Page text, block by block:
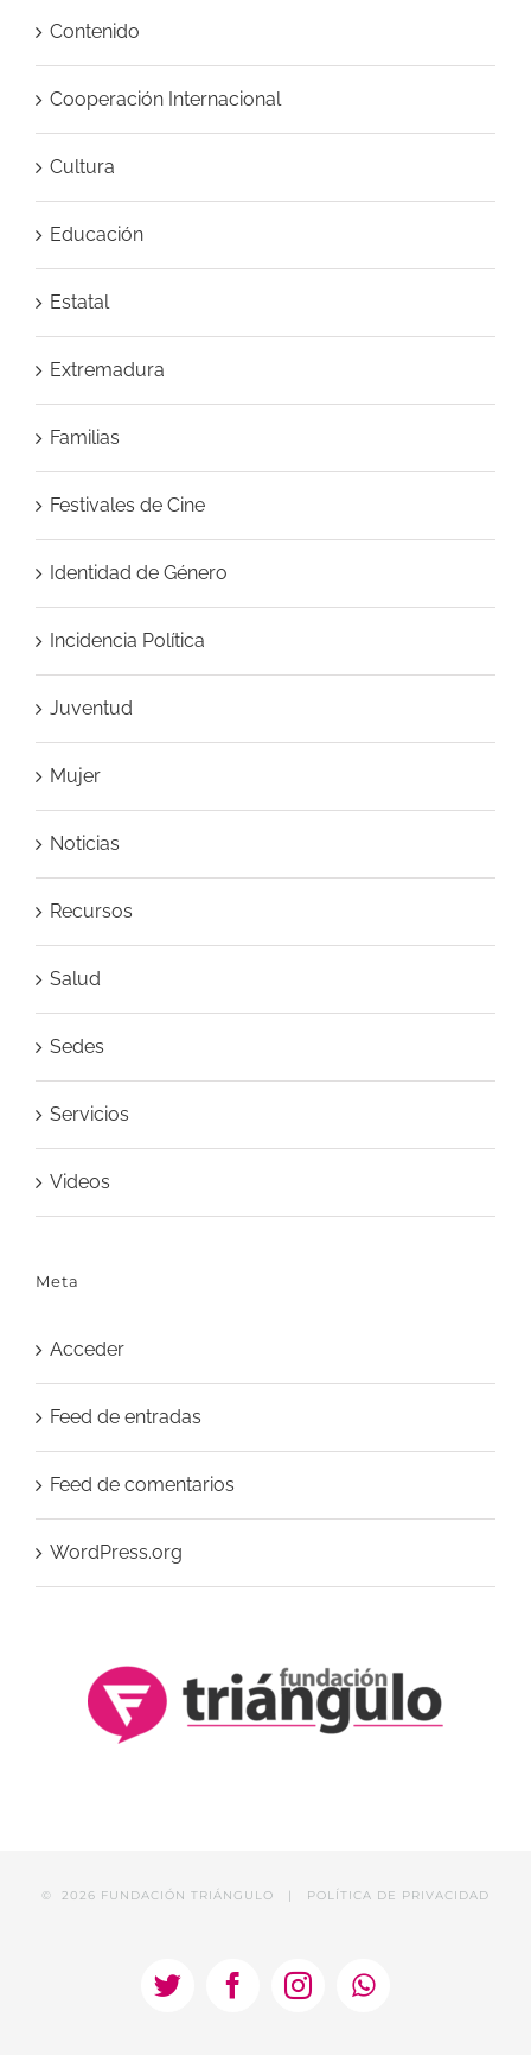
Contenido
Cooperación Internacional
Cultura
Educación
Estatal
Extremadura
Familias
Festivales de Cine
Identidad de Género
Incidencia Política
Juventud
Mujer
Noticias
Recursos
Salud
Sedes
Servicios
Videos
Meta
Acceder
Feed de entradas
Feed de comentarios
WordPress.org
© 2026 FUNDACIÓN TRIÁNGULO | POLÍTICA DE PRIVACIDAD
TwitterFacebookInstagramWhatsApp